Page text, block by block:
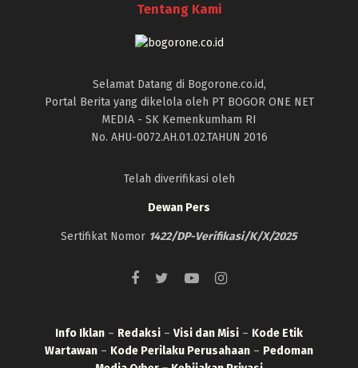
Tentang Kami
Selamat Datang di Bogorone.co.id,
Portal Berita yang dikelola oleh PT BOGOR ONE NET
MEDIA - SK Kemenkumham RI
No. AHU-0072.AH.01.02.TAHUN 2016
Telah diverifikasi oleh
Dewan Pers
Sertifikat Nomor 1422/DP-Verifikasi/K/X/2025
Info Iklan – Redaksi – Visi dan Misi – Kode Etik
Wartawan – Kode Perilaku Perusahaan – Pedoman